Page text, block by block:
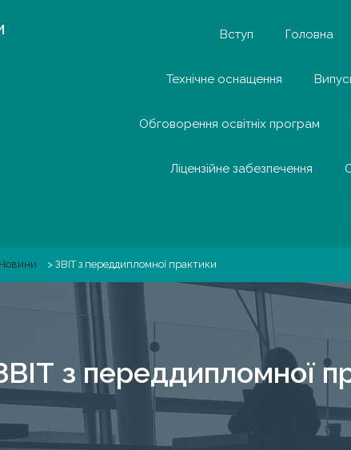
Вступ Головна
Технічне оснащення
Обговорення освітніх програм
Ліцензійне забезпечення
Новини > ЗВІТ з переддипломної практики
з переддипломної